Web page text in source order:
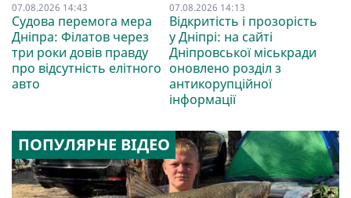
07.08.2026 14:43
Судова перемога мера
Дніпра: Філатов через
три роки довів правду
про відсутність елітного
авто
07.08.2026 14:13
Відкритість і прозорість
у Дніпрі: на сайті
Дніпровської міськради
оновлено розділ з
антикорупційної
інформації
ПОПУЛЯРНЕ ВІДЕО